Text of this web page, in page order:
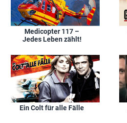
Medicopter 117 –
Jedes Leben zählt!
Ein Colt für alle Fälle